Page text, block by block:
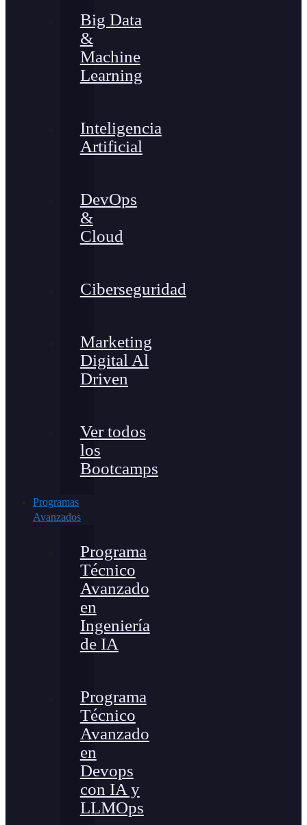
Big Data
&
Machine
Learning
Inteligencia
Artificial
DevOps
&
Cloud
Ciberseguridad
Marketing
Digital Al
Driven
Ver todos
los
Bootcamps
Programas
Avanzados
Programa
Técnico
Avanzado
en
Ingeniería
de IA
Programa
Técnico
Avanzado
en
Devops
con IA y
LLMOps